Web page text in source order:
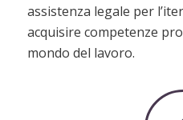
assistenza legale per
acquisire competenze
mondo del lavoro.